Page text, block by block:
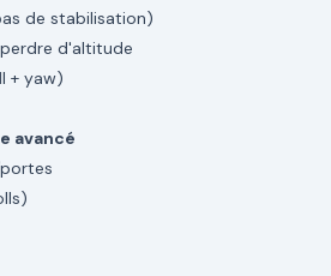
de stabilisation)
d'altitude
+ yaw)
avancé